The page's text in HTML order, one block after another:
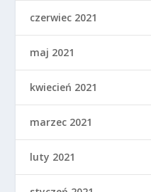
czerwiec 2021
maj 2021
kwiecień 2021
marzec 2021
luty 2021